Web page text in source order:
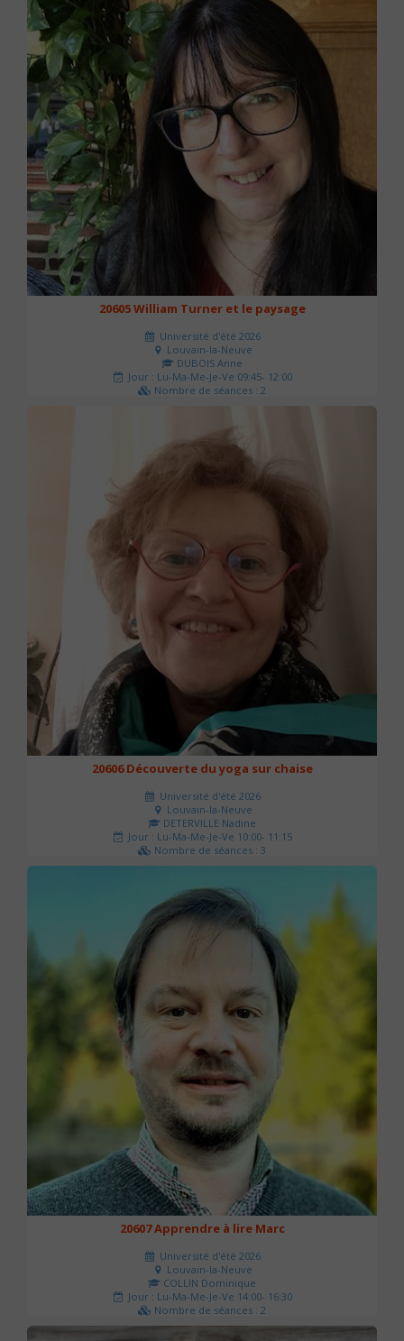
20605 William Turner et le paysage
Université d'été 2026
Louvain-la-Neuve
DUBOIS Anne
Jour : Lu-Ma-Me-Je-Ve 09:45- 12:00
Nombre de séances : 2
20606 Découverte du yoga sur chaise
Université d'été 2026
Louvain-la-Neuve
DETERVILLE Nadine
Jour : Lu-Ma-Me-Je-Ve 10:00- 11:15
Nombre de séances : 3
30 €
20607 Apprendre à lire Marc
Université d'été 2026
Louvain-la-Neuve
COLLIN Dominique
Jour : Lu-Ma-Me-Je-Ve 14:00- 16:30
Nombre de séances : 2
51 €